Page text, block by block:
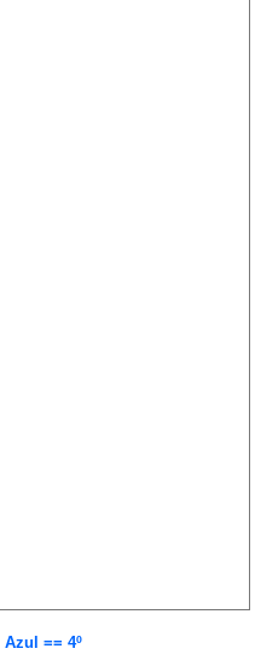
Azul == 4º